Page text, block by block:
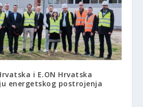
i E.ON Hrvatska
energetskog postrojenja